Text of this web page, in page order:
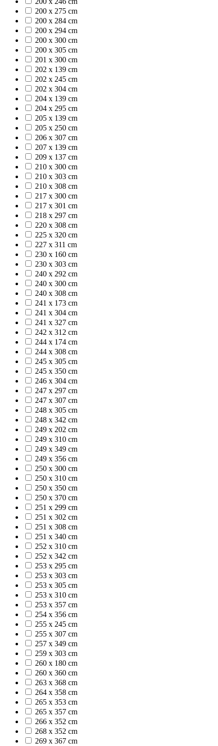
200 x 275 cm
200 x 284 cm
200 x 294 cm
200 x 300 cm
200 x 305 cm
201 x 300 cm
202 x 139 cm
202 x 245 cm
202 x 304 cm
204 x 139 cm
204 x 295 cm
205 x 139 cm
205 x 250 cm
206 x 307 cm
207 x 139 cm
209 x 137 cm
210 x 300 cm
210 x 303 cm
210 x 308 cm
217 x 300 cm
217 x 301 cm
218 x 297 cm
220 x 308 cm
225 x 320 cm
227 x 311 cm
230 x 160 cm
230 x 303 cm
240 x 292 cm
240 x 300 cm
240 x 308 cm
241 x 173 cm
241 x 304 cm
241 x 327 cm
242 x 312 cm
244 x 174 cm
244 x 308 cm
245 x 305 cm
245 x 350 cm
246 x 304 cm
247 x 297 cm
247 x 307 cm
248 x 305 cm
248 x 342 cm
249 x 202 cm
249 x 310 cm
249 x 349 cm
249 x 356 cm
250 x 300 cm
250 x 310 cm
250 x 350 cm
250 x 370 cm
251 x 299 cm
251 x 302 cm
251 x 308 cm
251 x 340 cm
252 x 310 cm
252 x 342 cm
253 x 295 cm
253 x 303 cm
253 x 305 cm
253 x 310 cm
253 x 357 cm
254 x 356 cm
255 x 245 cm
255 x 307 cm
257 x 349 cm
259 x 303 cm
260 x 180 cm
260 x 360 cm
263 x 368 cm
264 x 358 cm
265 x 353 cm
265 x 357 cm
266 x 352 cm
268 x 352 cm
269 x 367 cm